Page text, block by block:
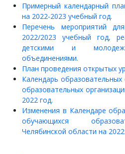
Примерный календарный
на 2022-2023 учебный год.
Перечень мероприятий
2022/2023 учебный год,
детскими и
объединениями.
План проведения открытых
Календарь
образовательных
2022 год.
Изменения в Календаре
обучающихся
Челябинской области на 2022